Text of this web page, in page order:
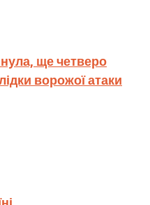
ще четверо
ворожої атаки